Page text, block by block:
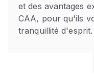
et des avantages
CAA, pour qu'ils
tranquillité d'esprit.